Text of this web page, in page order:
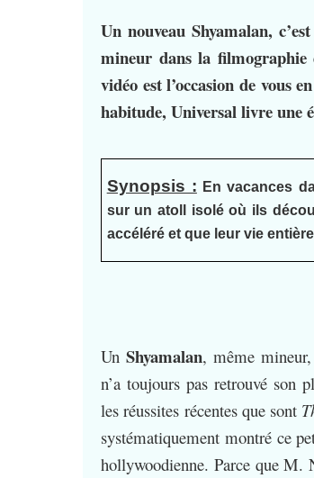
Un nouveau Shyamalan,
mineur dans la
vidéo est l’occasion de vous
habitude, Universal livre une
Synopsis : En vacances
sur un atoll isolé où ils
accéléré et que leur vie
Un Shyamalan, même
n’a toujours pas retrouvé son
les réussites récentes que sont
systématiquement montré ce
hollywoodienne. Parce que M.